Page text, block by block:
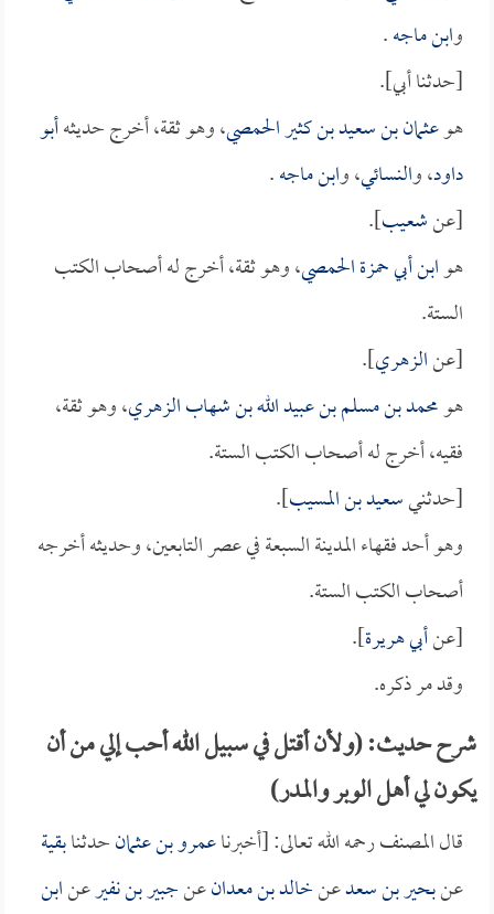
وابن ماجه.
[حدثنا أبي].
هوعثمان بن سعيد بن كثير الحمصي، وهو ثقة، أخرج حديثهأبو
داود، والنسائي، وابن ماجه.
[عنشعيب].
هوابن أبي حمزة الحمصي، وهو ثقة، أخرج له أصحاب الكتب
الستة.
[عنالزهري].
هومحمد بن مسلم بن عبيد الله بن شهاب الزهري، وهو ثقة،
فقيه، أخرج له أصحاب الكتب الستة.
[حدثنيسعيد بن المسيب].
وهو أحد فقهاء المدينة السبعة في عصر التابعين، وحديثه أخرجه
أصحاب الكتب الستة.
[عنأبي هريرة].
وقد مر ذكره.
شرح حديث: (ولأن أقتل في سبيل الله أحب إلي من أن
يكون لي أهل الوبر والمدر)
قال المصنف رحمه الله تعالى: [أخبرناعمرو بن عثمانحدثنابقية
عنبحير بن سعدعنخالد بن معدانعنجبير بن نفيرعنابن